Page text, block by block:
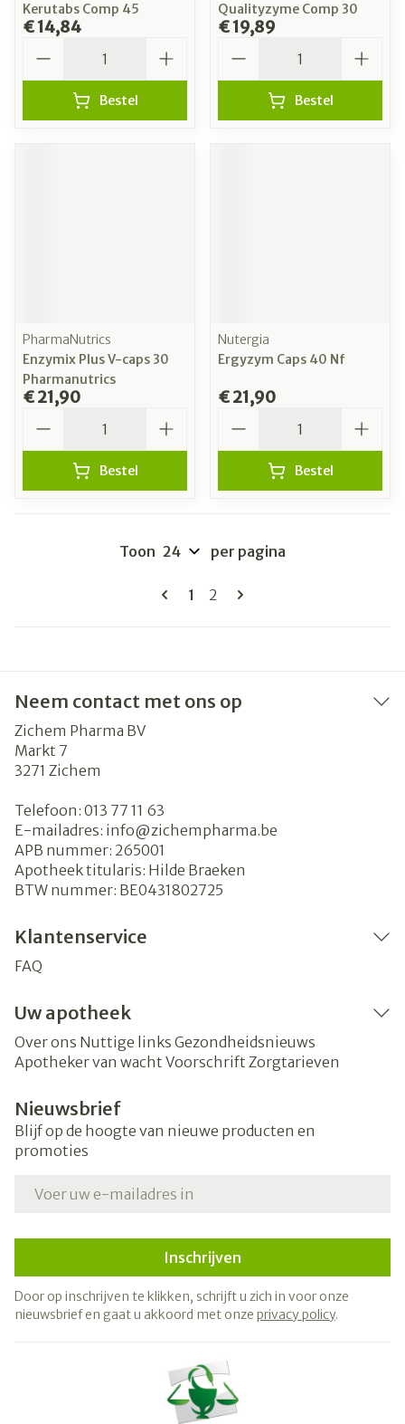
Kerutabs Comp 45
€ 14,84
Bestel
Qualityzyme Comp 30
€ 19,89
Bestel
PharmaNutrics
Enzymix Plus V-caps 30
Pharmanutrics
€ 21,90
Bestel
Nutergia
Ergyzym Caps 40 Nf
€ 21,90
Bestel
Pagina's
U lees momenteel pagina
1 Pagina
2
Toon per pagina
Neem contact met ons op
Zichem Pharma BV
Markt 7
3271 Zichem
Telefoon: 013 77 11 63
E-mailadres: info@zichempharma.be
APB nummer: 265001
Apotheek titularis: Hilde Braeken
BTW nummer: BE0431802725
Klantenservice
FAQ
Uw apotheek
Over ons Nuttige links Gezondheidsnieuws
Apotheker van wacht Voorschrift Zorgtarieven
Nieuwsbrief
Blijf op de hoogte van nieuwe producten en
promoties
Inschrijven
Door op inschrijven te klikken, schrijft u zich in voor onze
nieuwsbrief en gaat u akkoord met onze privacy policy.